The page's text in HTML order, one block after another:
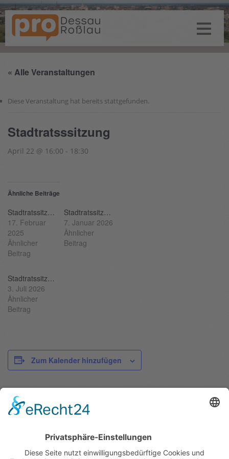
« Alle Veranstaltungen
Diese Veranstaltung hat bereits stattgefunden.
Stadtratsssitzung
April 22 @ 16:00 - 18:30
Ähnliche Beiträge
Stadtratssitzung
17. Februar
2025
Ähnlicher
Beitrag
Stadtratssitzung
7. Januar 2026
Ähnlicher
Beitrag
Stadtratssitzung
3. Juli 2026
Ähnlicher
Beitrag
Zum Kalender hinzufügen
DETAILS